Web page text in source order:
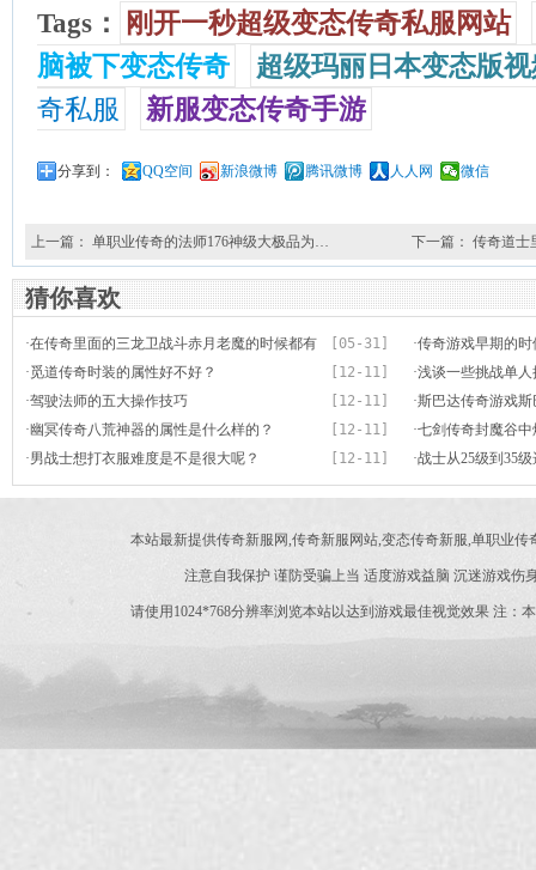
Tags：
刚开一秒超级变态传奇私服网站
脑被下变态传奇
超级玛丽日本变态版
奇私服
新服变态传奇手游
分享到： QQ空间 新浪微博 腾讯微博 人人网 微信
上一篇： 单职业传奇的法师176神级大极品为… 下一篇： 传奇道士
猜你喜欢
[05-31]
·在传奇里面的三龙卫战斗赤月老魔的时候都有
哪些有趣故事
·传奇游戏早期的
币的价值
[12-11]
·觅道传奇时装的属性好不好？ ·浅谈一些挑战单
[12-11]
·驾驶法师的五大操作技巧 ·斯巴达传奇游戏
里打到的？
[12-11]
·幽冥传奇八荒神器的属性是什么样的？ ·七剑传奇封魔谷
[12-11]
·男战士想打衣服难度是不是很大呢？ ·战士从25级到35
本站最新提供传奇新服网,传奇新服网站,变态传奇新服,单职业
注意自我保护 谨防受骗上当 适度游戏益脑 沉迷游戏伤
请使用1024*768分辨率浏览本站以达到游戏最佳视觉效果 注